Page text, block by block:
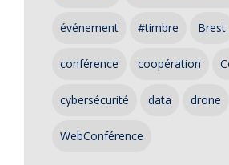
événement #timbre Brest
conférence coopération
cybersécurité data drone
WebConférence